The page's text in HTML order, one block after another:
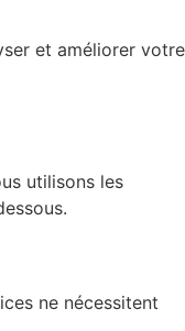
et améliorer votre
utilisons les
ne nécessitent